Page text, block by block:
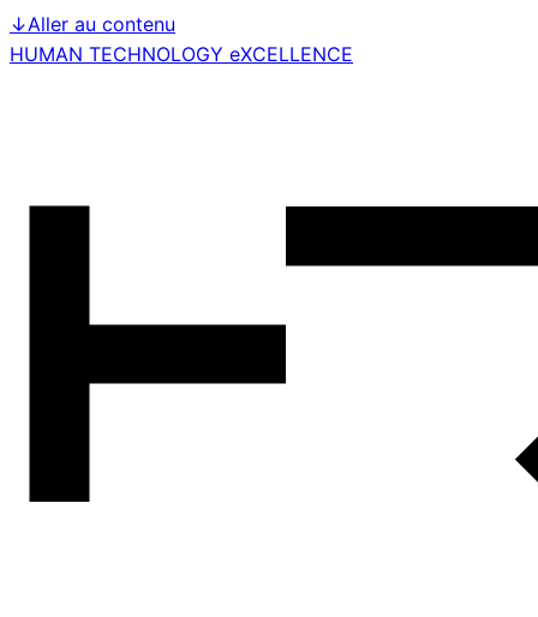
↓Aller au contenu
HUMAN TECHNOLOGY eXCELLENCE